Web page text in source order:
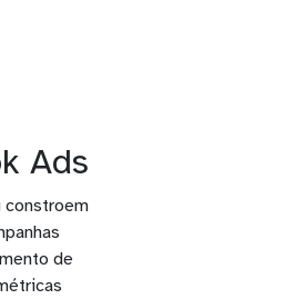
Ads
constroem
de